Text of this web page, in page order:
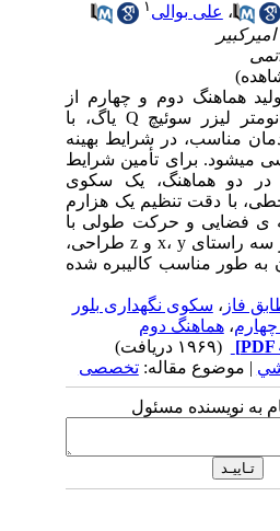
،علی بوالی
هماهنگ دوم و چهارم از
باریکه ی 1064 نانومتر لیزر سوئیچ Q یاگ، با
مناسب، در شرایط بهینه
میشود. برای تأمین شرایط
دو هماهنگ، یک سکوی
با دقت تنظیم یک هزارم
ی فضایی و حرکت طولی با
دقت میکرومتر در سه راستای x، y و z طراحی،
طور مناسب کالیبره شده
فاز، سکوی نگهداری بلور
،هماهنگ دوم
| موضوع مقاله:تخصصی
به نویسنده مسئول